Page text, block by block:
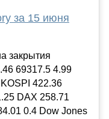
за 15 июня
закрытия
69317.5 4.99
422.36
DAX 258.71
0.4 Dow Jones